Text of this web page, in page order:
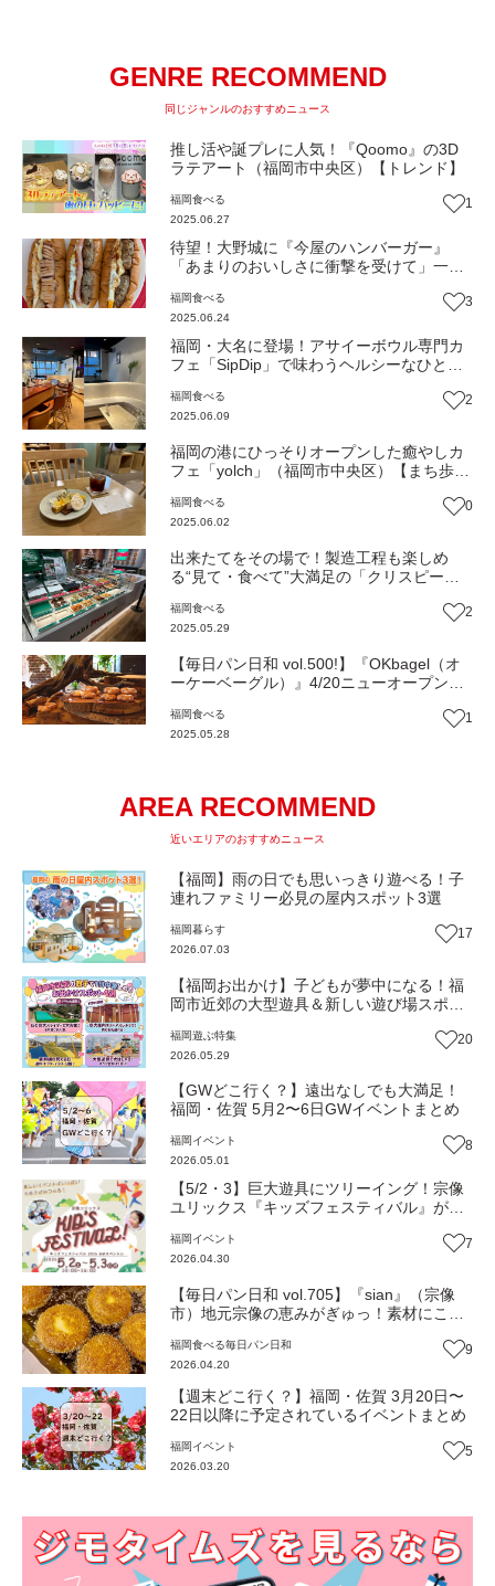
GENRE RECOMMEND
同じジャンルのおすすめニュース
推し活や誕プレに人気！『Qoomo』の3D
ラテアート（福岡市中央区）【トレンド】
福岡食べる
2025.06.27
1
待望！大野城に『今屋のハンバーガー』
「あまりのおいしさに衝撃を受けて」一か
福岡食べる
2025.06.24
3
福岡・大名に登場！アサイーボウル専門カ
フェ「SipDip」で味わうヘルシーなひとと
福岡食べる
2025.06.09
2
福岡の港にひっそりオープンした癒やしカ
フェ「yolch」（福岡市中央区）【まち歩
福岡食べる
2025.06.02
0
出来たてをその場で！製造工程も楽しめ
る“見て・食べて”大満足の「クリスピー・
（福岡市博多区）【まち歩き】
福岡食べる
2025.05.29
2
【毎日パン日和 vol.500!】『OKbagel（オ
ーケーベーグル）』4/20ニューオープン！
福岡食べる
2025.05.28
1
AREA RECOMMEND
近いエリアのおすすめニュース
【福岡】雨の日でも思いっきり遊べる！子
連れファミリー必見の屋内スポット3選
福岡暮らす
2026.07.03
17
【福岡お出かけ】子どもが夢中になる！福
岡市近郊の大型遊具＆新しい遊び場スポッ
福岡遊ぶ特集
2026.05.29
20
【GWどこ行く？】遠出なしでも大満足！
福岡・佐賀 5月2〜6日GWイベントまとめ
福岡 イベント
2026.05.01
8
【5/2・3】巨大遊具にツリーイング！宗像
ユリックス『キッズフェスティバル』が今
福岡 イベント
2026.04.30
7
【毎日パン日和 vol.705】『sian』（宗像
市）地元宗像の恵みがぎゅっ！素材にこだ
福岡食べる毎日パン日和
2026.04.20
9
【週末どこ行く？】福岡・佐賀 3月20日〜
22日以降に予定されているイベントまとめ
福岡 イベント
2026.03.20
5